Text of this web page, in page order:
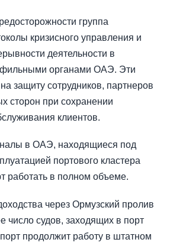
группа
кризисного управления и
деятельности в
органами ОАЭ. Эти
защиту сотрудников, партнеров
сторон при сохранении
клиентов.
в ОАЭ, находящиеся под
портового кластера
работать в полном объеме.
через Ормузский пролив
число судов, заходящих в порт
продолжит работу в штатном